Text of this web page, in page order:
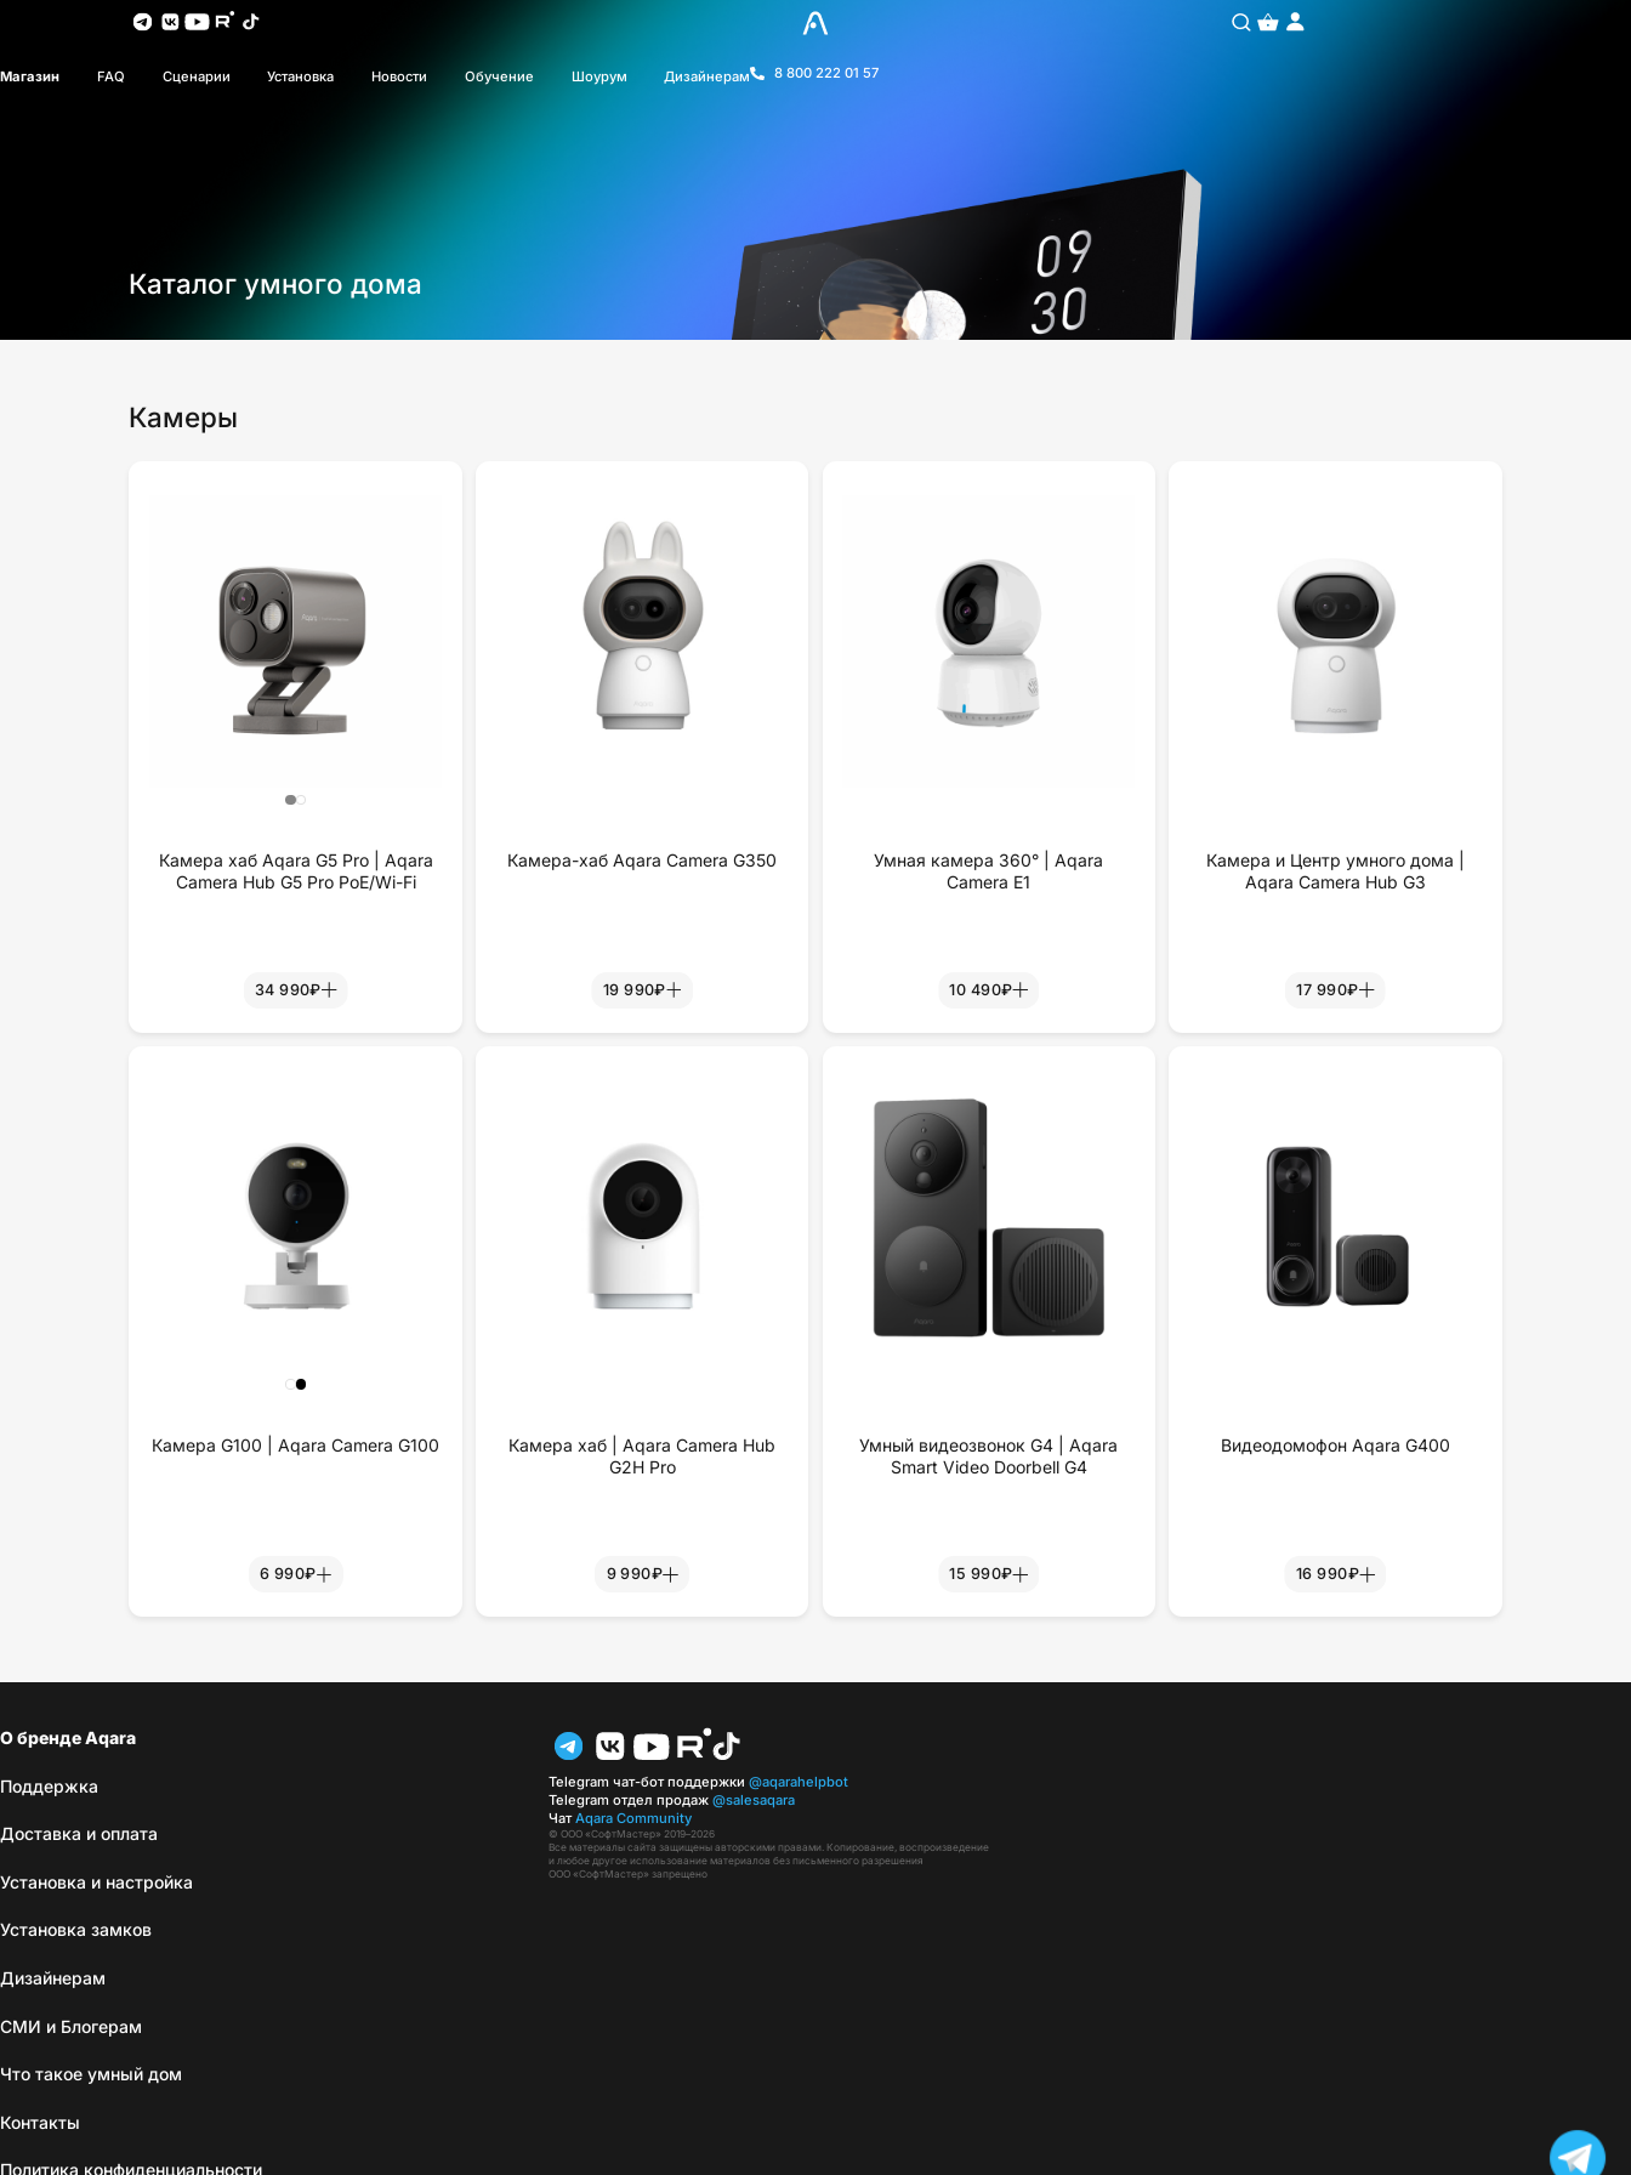
Магазин FAQ Сценарии Установка Новости Обучение Шоурум Дизайнерам 8 800 222 01 57
Каталог умного дома
Камеры
Камера хаб Aqara G5 Pro | Aqara
Camera Hub G5 Pro PoE/Wi-Fi
34 990₽
Камера-хаб Aqara Camera G350
19 990₽
Умная камера 360° | Aqara
Camera E1
10 490₽
Камера и Центр умного дома |
Aqara Camera Hub G3
17 990₽
Камера G100 | Aqara Camera G100
6 990₽
Камера хаб | Aqara Camera Hub
G2H Pro
9 990₽
Умный видеозвонок G4 | Aqara
Smart Video Doorbell G4
15 990₽
Видеодомофон Aqara G400
16 990₽
О бренде Aqara
Поддержка
Доставка и оплата
Установка и настройка
Установка замков
Дизайнерам
СМИ и Блогерам
Что такое умный дом
Контакты
Политика конфиденциальности
Telegram чат-бот поддержки @aqarahelpbot
Telegram отдел продаж@salesaqara
ЧатAqara Community
© ООО «СофтМастер» 2019–2026
Все материалы сайта защищены авторскими правами. Копирование, воспроизведение
и любое другое использование материалов без письменного разрешения
ООО «СофтМастер» запрещено